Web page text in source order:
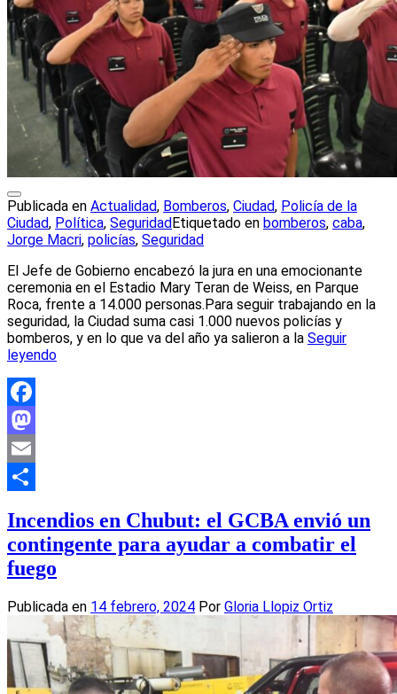
Publicada en Actualidad, Bomberos, Ciudad, Policía de la
Ciudad, Política, Seguridad Etiquetado en bomberos, caba,
Jorge Macri, policías, Seguridad
El Jefe de Gobierno encabezó la jura en una emocionante
ceremonia en el Estadio Mary Teran de Weiss, en Parque
Roca, frente a 14.000 personas.Para seguir trabajando en la
seguridad, la Ciudad suma casi 1.000 nuevos policías y
bomberos, y en lo que va del año ya salieron a la Seguir
leyendo
Facebook
Mastodon
Email
Incendios en Chubut: el GCBA envió un
contingente para ayudar a combatir el
fuego
Publicada en 14 febrero, 2024 Por Gloria Llopiz Ortiz